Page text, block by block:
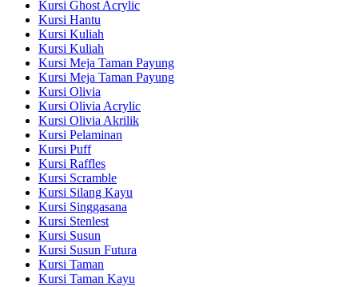
Kursi Ghost Acrylic
Kursi Hantu
Kursi Kuliah
Kursi Kuliah
Kursi Meja Taman Payung
Kursi Meja Taman Payung
Kursi Olivia
Kursi Olivia Acrylic
Kursi Olivia Akrilik
Kursi Pelaminan
Kursi Puff
Kursi Raffles
Kursi Scramble
Kursi Silang Kayu
Kursi Singgasana
Kursi Stenlest
Kursi Susun
Kursi Susun Futura
Kursi Taman
Kursi Taman Kayu